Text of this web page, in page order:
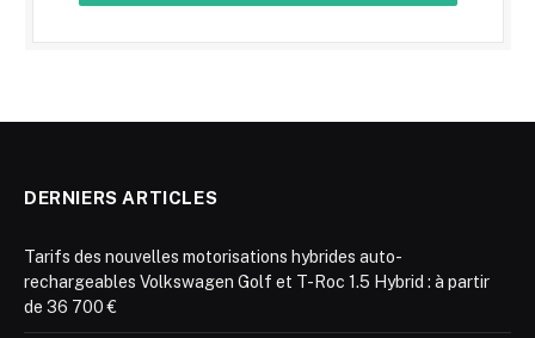
DERNIERS ARTICLES
Tarifs des nouvelles motorisations hybrides auto-
rechargeables Volkswagen Golf et T-Roc 1.5 Hybrid : à partir
de 36 700 €